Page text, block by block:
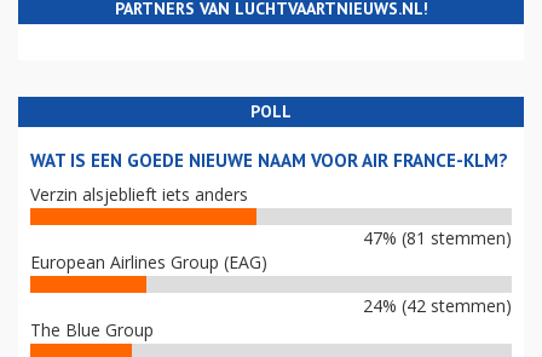
PARTNERS VAN LUCHTVAARTNIEUWS.NL!
POLL
WAT IS EEN GOEDE NIEUWE NAAM VOOR AIR FRANCE-KLM?
Verzin alsjeblieft iets anders
47% (81 stemmen)
European Airlines Group (EAG)
24% (42 stemmen)
The Blue Group